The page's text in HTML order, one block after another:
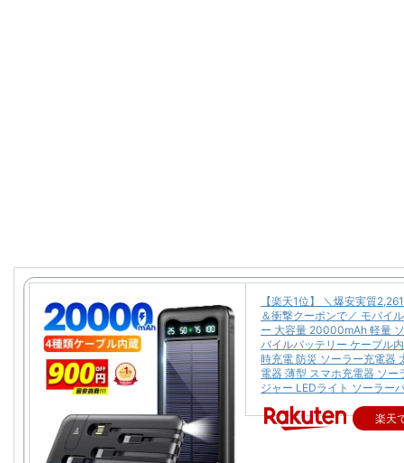
【楽天1位】 ＼爆安実質
＆衝撃クーポンで／ モバイ
ー 大容量 20000mAh 軽量
バイルバッテリー ケーブル
時充電 防災 ソーラー充電器
電器 薄型 スマホ充電器 ソー
ジャー LEDライト ソーラー
楽天